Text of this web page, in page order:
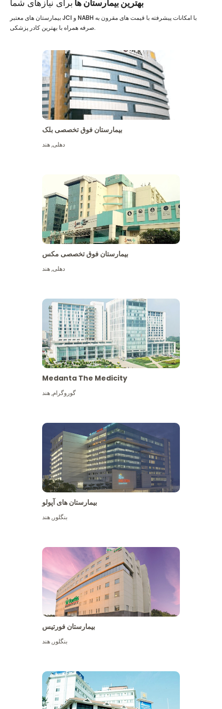
بهترین بیمارستان ها برای نیازهای شما
بیمارستان های معتبر JCI و NABH با امکانات پیشرفته با قیمت های مقرون به
صرفه همراه با بهترین کادر پزشکی.
بیمارستان فوق تخصصی بلک
دهلی,هند
بیمارستان فوق تخصصی مکس
دهلی,هند
Medanta The Medicity
گوروگرام,هند
بیمارستان های آپولو
بنگلور,هند
بیمارستان فورتیس
بنگلور,هند